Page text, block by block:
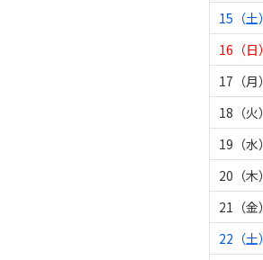
15（土）
16（日）
17（月）
18（火）
19（水）
20（木）
21（金）
22（土）